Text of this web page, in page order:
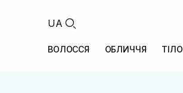
UA
ВОЛОССЯ ОБЛИЧЧЯ ТІЛО